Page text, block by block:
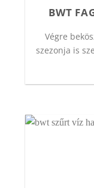
BWT
Végre
szezonja is